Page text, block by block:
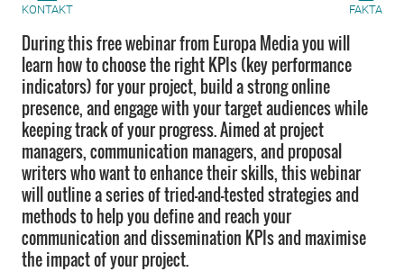
KONTAKT FAKTA
During this free webinar from Europa Media you will
learn how to choose the right KPIs (key performance
indicators) for your project, build a strong online
presence, and engage with your target audiences while
keeping track of your progress. Aimed at project
managers, communication managers, and proposal
writers who want to enhance their skills, this webinar
will outline a series of tried-and-tested strategies and
methods to help you define and reach your
communication and dissemination KPIs and maximise
the impact of your project.